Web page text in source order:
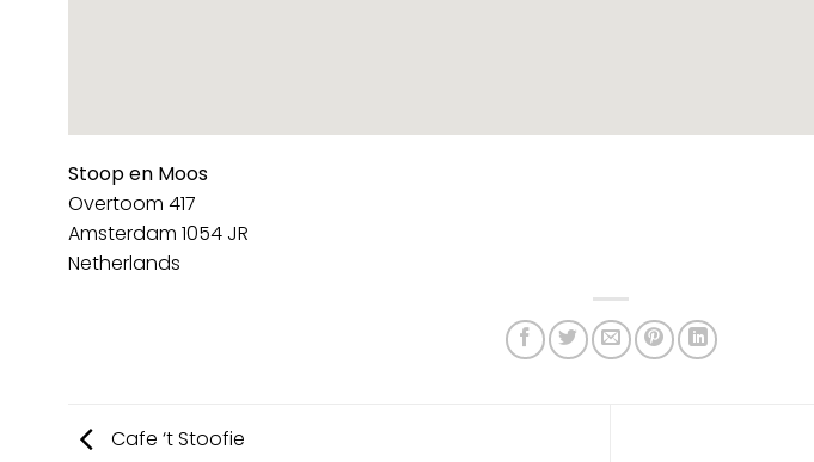
Stoop en Moos
Overtoom 417
Amsterdam 1054 JR
Netherlands
Cafe ‘t Stoofie